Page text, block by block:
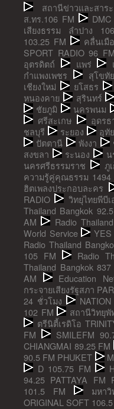
สถานีข่าวและสา
ส.ทร.106 FM
เสียงธรรม ลำปาง
103.25 FM
คลื่นเมื
SPORT RADIO 96 FM
อุตรดิตถ์
แพร่
กำแพงเพชร
สุโขทัย
เชียงใหม่
ยโสธร
หนองคาย
สุรินทร์
ชัยภูมิ
นครพนม
ศรีสะเกษ
อุดร
ชลบุรี
ระยอง อุทั
ปัตตานี
พังงา
สงขลา
ระนอง น
นครศรีธรรมราช
ภู
ความรู้คู่คุณธรรม 1494
ฮิตเพลงประกอบละคร
RADIO
วิทยุไทยพีบี
Thailand Bangkok
AM
Radio
World Service
YES
Radio Thailand
105 FM
Radio
Thailand Bangkok
AM
Education
กระจายเสียงรัฐสภา
24 ชั่วโมง
102 FM
สถานีวิทยุพั
ตรีนิตี้เรดิโอ
FM
SMILEFM
CHIANGMAI 89.25 FM
90.5 FM PHUKET
D 105.75 FM
94.25 PATTAYA FM
101.5 FM
มหา
ORIGINAL SOFT